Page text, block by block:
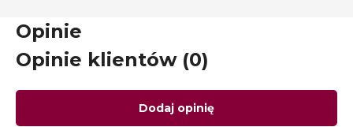
Opinie
Opinie klientów (0)
Dodaj opinię